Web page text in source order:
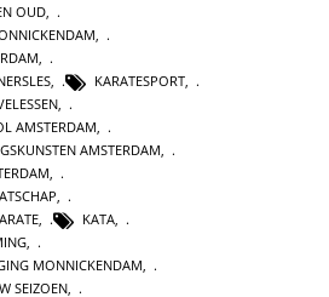
OUD
KARATESPORT
AMSTERDAM
AMSTERDAM
,
, KATA,
,
MONNICKENDAM,
SEIZOEN,